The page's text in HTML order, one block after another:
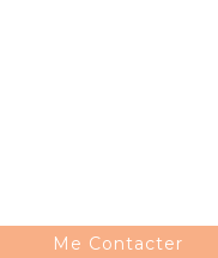
Me Contacter